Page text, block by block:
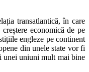
transatlantică, în care
economică de pe
engleze pe continent
din unele state vor fi
unei uniuni mult mai bine